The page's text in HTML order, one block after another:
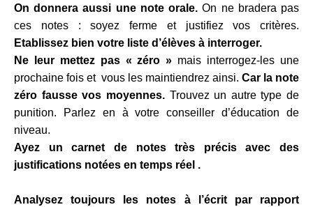
On donnera aussi une note orale. On ne bradera pas
ces notes : soyez ferme et justifiez vos critères.
Etablissez bien votre liste d’élèves à interroger.
Ne leur mettez pas « zéro » mais interrogez-les une
prochaine fois et vous les maintiendrez ainsi. Car la note
zéro fausse vos moyennes. Trouvez un autre type de
punition. Parlez en à votre conseiller d’éducation de
niveau.
Ayez un carnet de notes très
précis avec des
justifications notées en temps réel .
Analysez toujours les notes à l’écrit par rapport